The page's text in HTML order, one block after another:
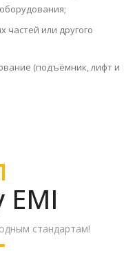
частей или другого
(подъёмник, лифт и
стандартам!